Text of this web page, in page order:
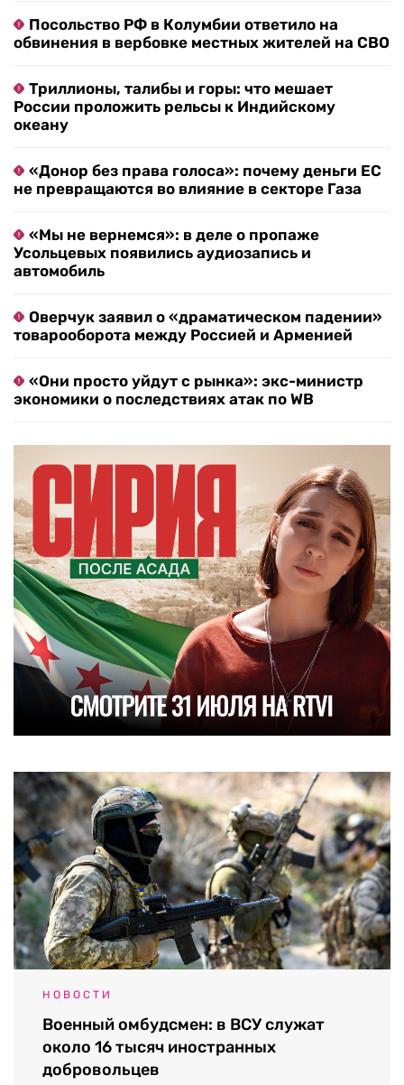
Посольство РФ в Колумбии ответило на
обвинения в вербовке местных жителей на СВО
Триллионы, талибы и горы: что мешает
России проложить рельсы к Индийскому
океану
«Донор без права голоса»: почему деньги ЕС
не превращаются во влияние в секторе Газа
«Мы не вернемся»: в деле о пропаже
Усольцевых появились аудиозапись и
автомобиль
Оверчук заявил о «драматическом падении»
товарооборота между Россией и Арменией
«Они просто уйдут с рынка»: экс-министр
экономики о последствиях атак по WB
НОВОСТИ
Военный омбудсмен: в ВСУ служат
около 16 тысяч иностранных
добровольцев